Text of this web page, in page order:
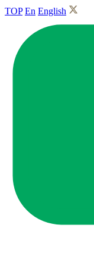
TOP En English